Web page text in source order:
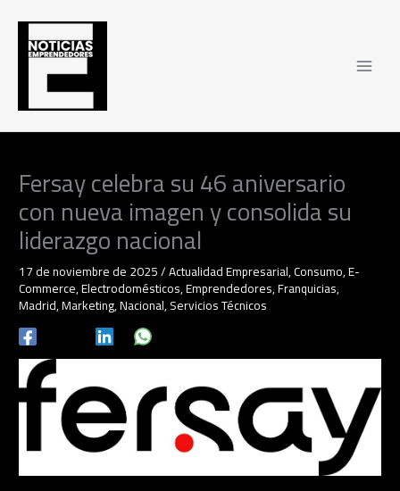
contenido
Fersay celebra su 46 aniversario
con nueva imagen y consolida su
liderazgo nacional
17 de noviembre de 2025/Actualidad Empresarial,Consumo,E-
Commerce,Electrodomésticos,Emprendedores,Franquicias,
Madrid,Marketing,Nacional,Servicios Técnicos